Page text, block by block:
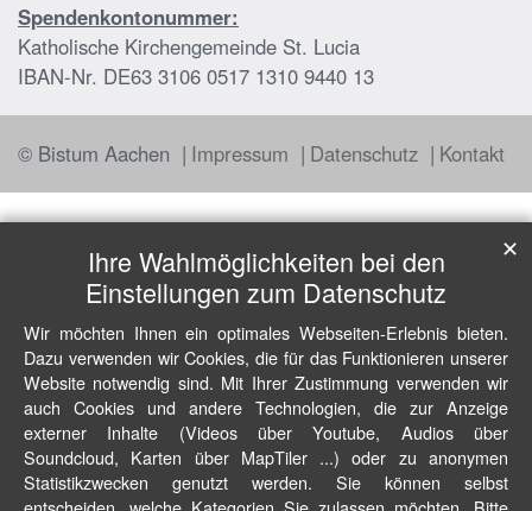
Spendenkontonummer:
Katholische Kirchengemeinde St. Lucia
IBAN-Nr. DE63 3106 0517 1310 9440 13
© Bistum Aachen Impressum Datenschutz Kontakt
Ihre Wahlmöglichkeiten bei den
Einstellungen zum Datenschutz
Wir möchten Ihnen ein optimales Webseiten-Erlebnis bieten.
Dazu verwenden wir Cookies, die für das Funktionieren unserer
Website notwendig sind. Mit Ihrer Zustimmung verwenden wir
auch Cookies und andere Technologien, die zur Anzeige
externer Inhalte (Videos über Youtube, Audios über
Soundcloud, Karten über MapTiler ...) oder zu anonymen
Statistikzwecken genutzt werden. Sie können selbst
✕